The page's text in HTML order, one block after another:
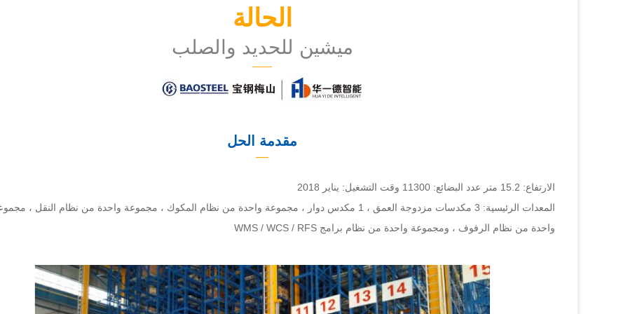
الحالة
ميشين للحديد والصلب
——
مقدمة الحل
—
الارتفاع: 15.2 متر عدد البضائع: 11300 وقت التشغيل: يناير 2018
المعدات الرئيسية: 3 مكدسات مزدوجة العمق ، 1 مكدس دوار ، مجموعة واحدة من نظام المكوك ، مجموعة واحدة من نظام النقل ،
واحدة من نظام الرفوف ، ومجموعة واحدة من نظام برامج WMS / WCS / RFS